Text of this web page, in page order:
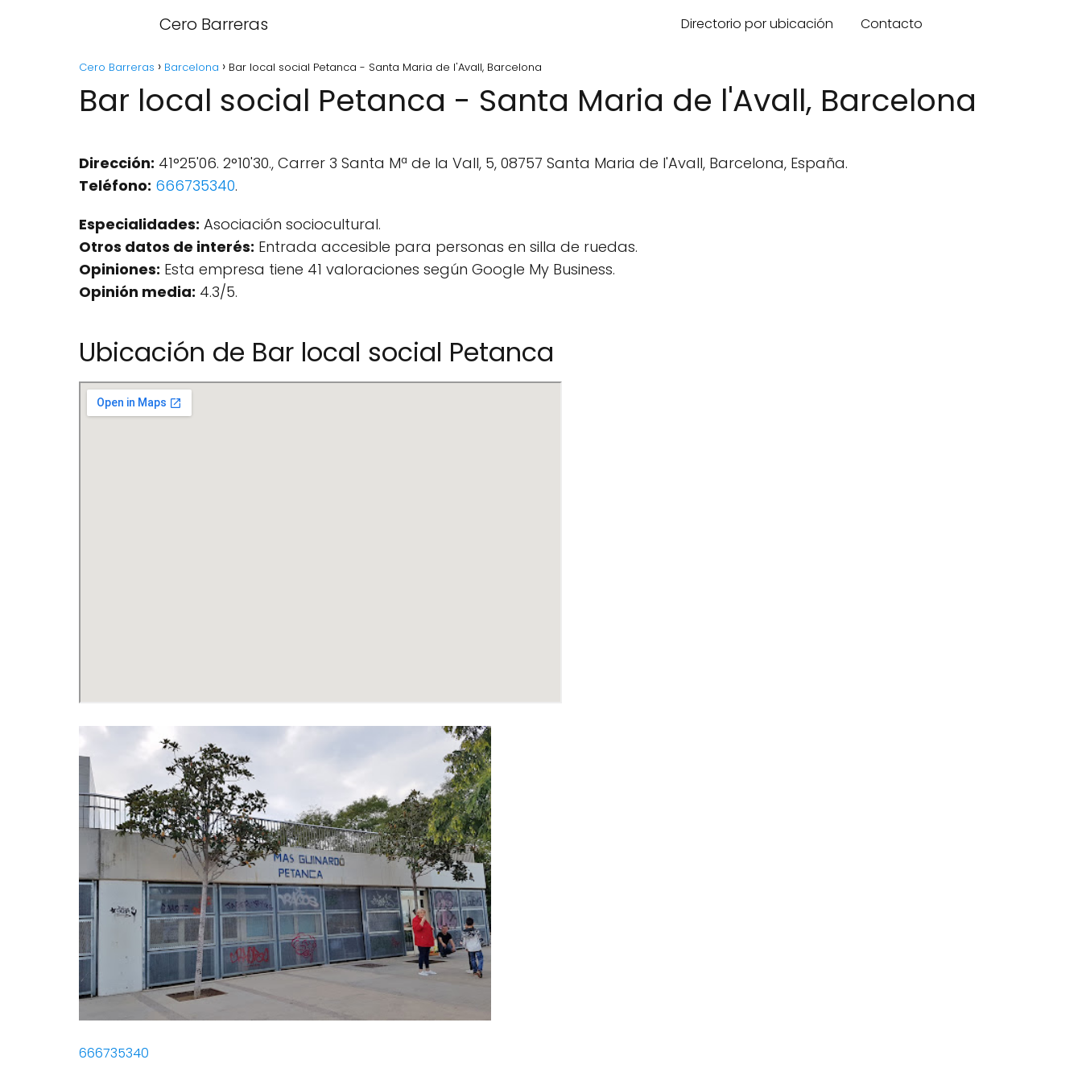
Cero Barreras Directorio por ubicación Contacto
Cero Barreras Barcelona Bar local social Petanca - Santa Maria de l'Avall, Barcelona
Bar local social Petanca - Santa Maria de l'Avall, Barcelona
Dirección: 41°25'06. 2°10'30., Carrer 3 Santa Mª de la Vall, 5, 08757 Santa Maria de l'Avall, Barcelona, España.
Teléfono: 666735340.
Especialidades: Asociación sociocultural.
Otros datos de interés: Entrada accesible para personas en silla de ruedas.
Opiniones: Esta empresa tiene 41 valoraciones según Google My Business.
Opinión media: 4.3/5.
Ubicación de Bar local social Petanca
666735340